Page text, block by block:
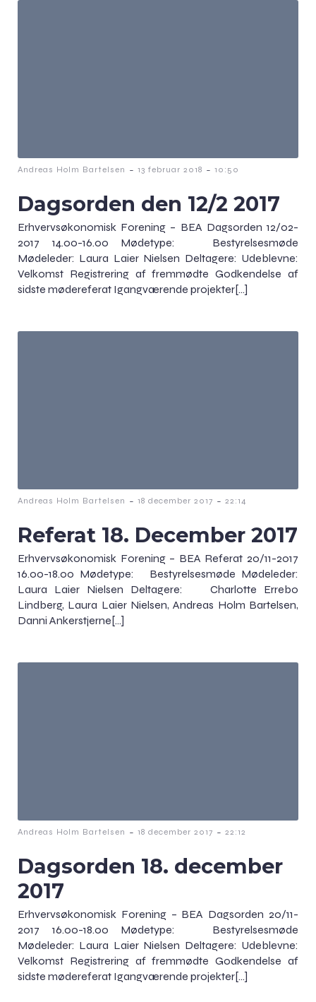
Andreas Holm Bartelsen - 13 februar 2018 - 10:50
Dagsorden den 12/2 2017
Erhvervsøkonomisk Forening – BEA Dagsorden 12/02-
2017 14.00-16.00 Mødetype: Bestyrelsesmøde
Mødeleder: Laura Laier Nielsen Deltagere: Udeblevne:
Velkomst Registrering af fremmødte Godkendelse af
sidste mødereferat Igangværende projekter[…]
Andreas Holm Bartelsen - 18 december 2017 - 22:14
Referat 18. December 2017
Erhvervsøkonomisk Forening – BEA Referat 20/11-2017
16.00-18.00 Mødetype: Bestyrelsesmøde Mødeleder:
Laura Laier Nielsen Deltagere: Charlotte Errebo
Lindberg, Laura Laier Nielsen, Andreas Holm Bartelsen,
Danni Ankerstjerne[…]
Andreas Holm Bartelsen - 18 december 2017 - 22:12
Dagsorden 18. december
2017
Erhvervsøkonomisk Forening – BEA Dagsorden 20/11-
2017 16.00-18.00 Mødetype: Bestyrelsesmøde
Mødeleder: Laura Laier Nielsen Deltagere: Udeblevne:
Velkomst Registrering af fremmødte Godkendelse af
sidste mødereferat Igangværende projekter[…]